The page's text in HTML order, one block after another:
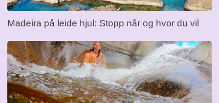
Madeira på leide hjul: Stopp når og hvor du vil